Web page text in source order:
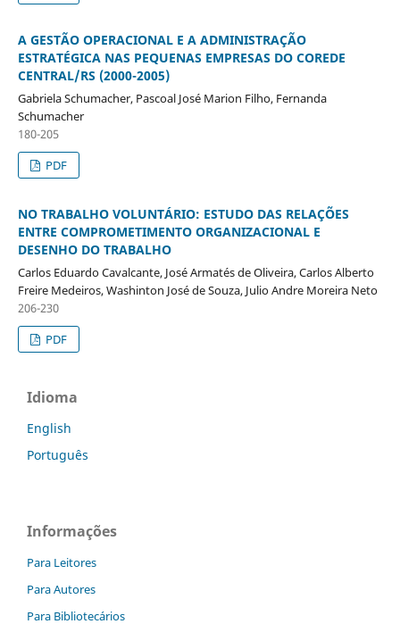
A GESTÃO OPERACIONAL E A ADMINISTRAÇÃO
ESTRATÉGICA NAS PEQUENAS EMPRESAS DO COREDE
CENTRAL/RS (2000-2005)
Gabriela Schumacher, Pascoal José Marion Filho, Fernanda
Schumacher
180-205
PDF
NO TRABALHO VOLUNTÁRIO: ESTUDO DAS RELAÇÕES
ENTRE COMPROMETIMENTO ORGANIZACIONAL E
DESENHO DO TRABALHO
Carlos Eduardo Cavalcante, José Armatés de Oliveira, Carlos Alberto
Freire Medeiros, Washinton José de Souza, Julio Andre Moreira Neto
206-230
PDF
Idioma
English
Português
Informações
Para Leitores
Para Autores
Para Bibliotecários